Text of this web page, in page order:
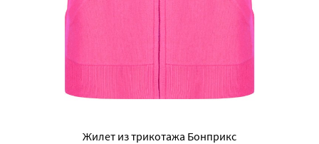
Жилет из трикотажа Бонприкс